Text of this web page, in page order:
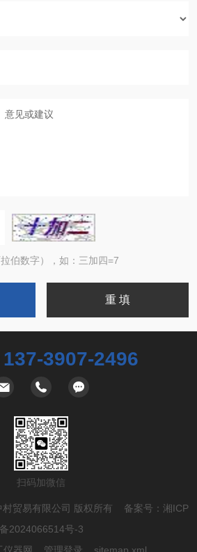
伯数字），如：三加四=7
137-3907-2496
扫码加微信
贸易有限公司 版权所有 备案号： 湘ICP
备2024066514号-3